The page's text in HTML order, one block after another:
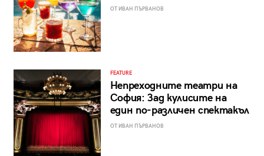
ОТ ИВАН ПЪРВАНОВ
FEATURE
Непреходните театри на
София: Зад кулисите на
един по-различен спектакъл
ОТ ИВАН ПЪРВАНОВ